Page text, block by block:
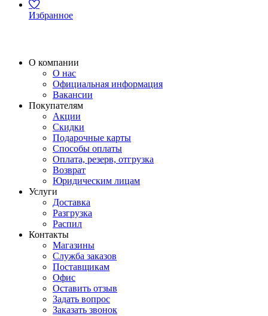
Избранное
О компании
О нас
Официальная информация
Вакансии
Покупателям
Акции
Скидки
Подарочные карты
Способы оплаты
Оплата, резерв, отгрузка
Возврат
Юридическим лицам
Услуги
Доставка
Разгрузка
Распил
Контакты
Магазины
Служба заказов
Поставщикам
Офис
Оставить отзыв
Задать вопрос
Заказать звонок